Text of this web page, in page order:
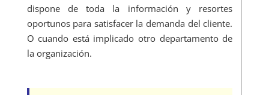
dispone de toda la información y resortes
oportunos para satisfacer la demanda del cliente.
O cuando está implicado otro departamento de
la organización.